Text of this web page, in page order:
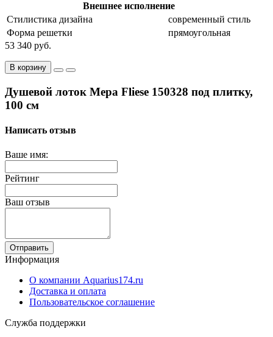
Внешнее исполнение
Стилистика дизайна
современный стиль
Форма решетки
прямоугольная
53 340 руб.
В корзину
Душевой лоток Mepa Fliese 150328 под плитку,
100 см
Написать отзыв
Ваше имя:
Рейтинг
Ваш отзыв
Отправить
Информация
О компании Aquarius174.ru
Доставка и оплата
Пользовательское соглашение
Служба поддержки